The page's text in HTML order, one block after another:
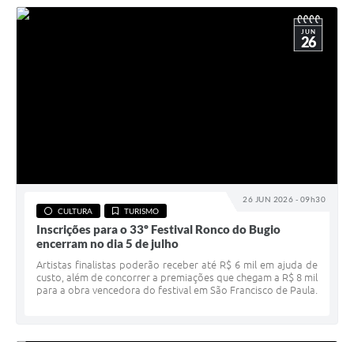
26 JUN 2026 - 09h30
JUN
26
CULTURA TURISMO
Inscrições para o 33º Festival Ronco do Bugio
encerram no dia 5 de julho
Artistas finalistas poderão receber até R$ 6 mil em ajuda de
custo, além de concorrer a premiações que chegam a R$ 8 mil
para a obra vencedora do festival em São Francisco de Paula.